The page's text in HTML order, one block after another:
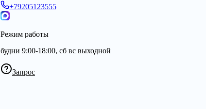
+79205123555
Режим работы
будни 9:00-18:00, сб вс выходной
Запрос